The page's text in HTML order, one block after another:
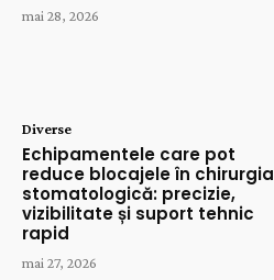
mai 28, 2026
Diverse
Echipamentele care pot
reduce blocajele în chirurgia
stomatologică: precizie,
vizibilitate și suport tehnic
rapid
mai 27, 2026